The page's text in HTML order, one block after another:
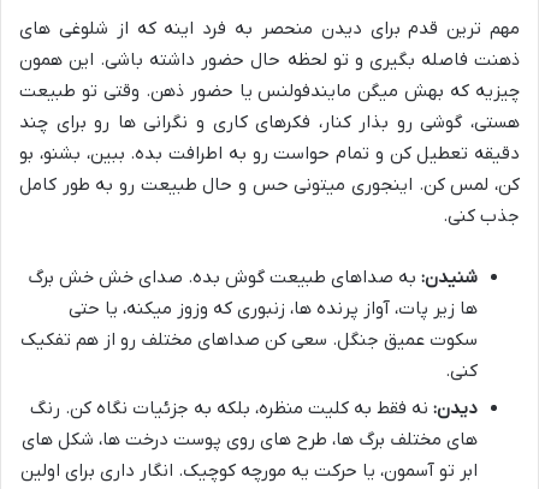
مهم ترین قدم برای دیدن منحصر به فرد اینه که از شلوغی های
ذهنت فاصله بگیری و تو لحظه حال حضور داشته باشی. این همون
چیزیه که بهش میگن مایندفولنس یا حضور ذهن. وقتی تو طبیعت
هستی، گوشی رو بذار کنار، فکرهای کاری و نگرانی ها رو برای چند
دقیقه تعطیل کن و تمام حواست رو به اطرافت بده. ببین، بشنو، بو
کن، لمس کن. اینجوری میتونی حس و حال طبیعت رو به طور کامل
جذب کنی.
شنیدن: به صداهای طبیعت گوش بده. صدای خش خش برگ
ها زیر پات، آواز پرنده ها، زنبوری که وزوز میکنه، یا حتی
سکوت عمیق جنگل. سعی کن صداهای مختلف رو از هم تفکیک
کنی.
دیدن: نه فقط به کلیت منظره، بلکه به جزئیات نگاه کن. رنگ
های مختلف برگ ها، طرح های روی پوست درخت ها، شکل های
ابر تو آسمون، یا حرکت یه مورچه کوچیک. انگار داری برای اولین